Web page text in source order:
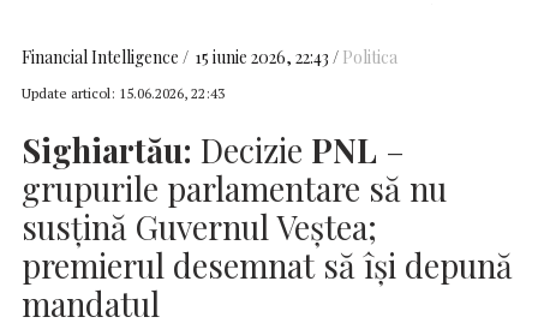
Financial Intelligence 15 iunie 2026, 22:43 Politica
Update articol: 15.06.2026, 22:43
Sighiartău: Decizie PNL –
grupurile parlamentare să nu
susţină Guvernul Veştea;
premierul desemnat să îşi depună
mandatul